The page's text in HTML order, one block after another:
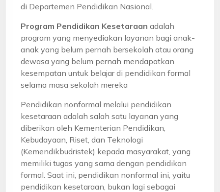
di Departemen Pendidikan Nasional.
Program Pendidikan Kesetaraan adalah
program yang menyediakan layanan bagi anak-
anak yang belum pernah bersekolah atau orang
dewasa yang belum pernah mendapatkan
kesempatan untuk belajar di pendidikan formal
selama masa sekolah mereka
Pendidikan nonformal melalui pendidikan
kesetaraan adalah salah satu layanan yang
diberikan oleh Kementerian Pendidikan,
Kebudayaan, Riset, dan Teknologi
(Kemendikbudristek) kepada masyarakat, yang
memiliki tugas yang sama dengan pendidikan
formal. Saat ini, pendidikan nonformal ini, yaitu
pendidikan kesetaraan, bukan lagi sebagai